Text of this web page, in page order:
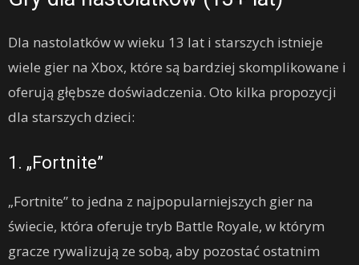
Dla nastolatków w wieku 13 lat i starszych istnieje
wiele gier na Xbox, które są bardziej skomplikowane i
oferują głębsze doświadczenia. Oto kilka propozycji
dla starszych dzieci:
1. „Fortnite”
„Fortnite” to jedna z najpopularniejszych gier na
świecie, która oferuje tryb Battle Royale, w którym
gracze rywalizują ze sobą, aby pozostać ostatnim